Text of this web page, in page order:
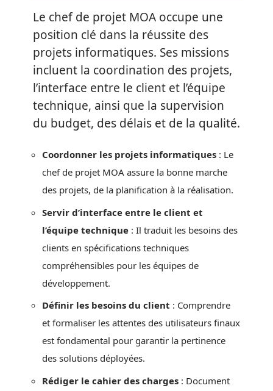
Le chef de projet MOA occupe une
position clé dans la réussite des
projets informatiques. Ses missions
incluent la coordination des projets,
l’interface entre le client et l’équipe
technique, ainsi que la supervision
du budget, des délais et de la qualité.
Coordonner les projets informatiques : Le
chef de projet MOA assure la bonne marche
des projets, de la planification à la réalisation.
Servir d’interface entre le client et
l’équipe technique : Il traduit les besoins des
clients en spécifications techniques
compréhensibles pour les équipes de
développement.
Définir les besoins du client : Comprendre
et formaliser les attentes des utilisateurs finaux
est fondamental pour garantir la pertinence
des solutions déployées.
Rédiger le cahier des charges : Document